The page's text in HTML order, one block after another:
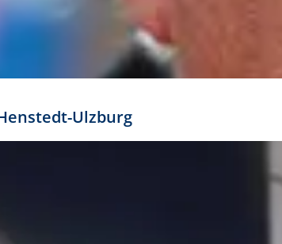
Ulzburg